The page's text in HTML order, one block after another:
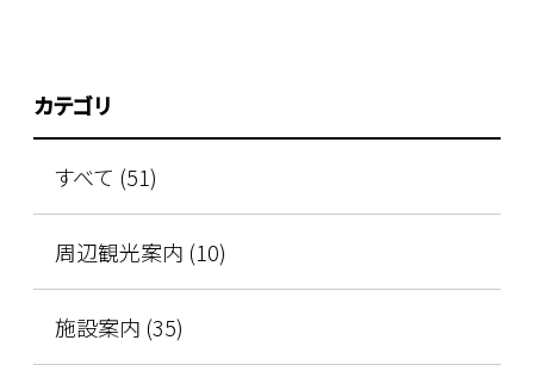
カテゴリ
すべて (51)
周辺観光案内 (10)
施設案内 (35)